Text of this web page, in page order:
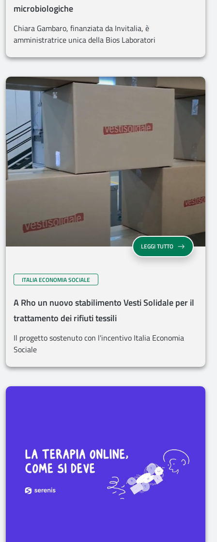
microbiologiche
Chiara Gambaro, finanziata da Invitalia, è
amministratrice unica della Bios Laboratori
LEGGI TUTTO
ITALIA ECONOMIA SOCIALE
A Rho un nuovo stabilimento Vesti Solidale per il
trattamento dei rifiuti tessili
Il progetto sostenuto con l'incentivo Italia Economia
Sociale